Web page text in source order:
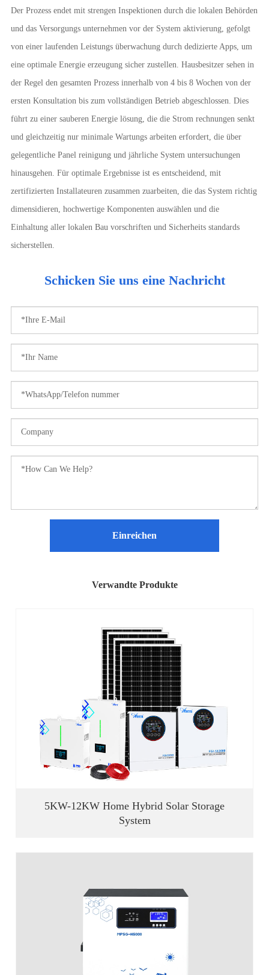
Der Prozess endet mit strengen Inspektionen durch die lokalen Behörden
und das Versorgungs unternehmen vor der System aktivierung, gefolgt
von einer laufenden Leistungs überwachung durch dedizierte Apps, um
eine optimale Energie erzeugung sicher zustellen. Hausbesitzer sehen in
der Regel den gesamten Prozess innerhalb von 4 bis 8 Wochen von der
ersten Konsultation bis zum vollständigen Betrieb abgeschlossen. Dies
führt zu einer sauberen Energie lösung, die die Strom rechnungen senkt
und gleichzeitig nur minimale Wartungs arbeiten erfordert, die über
gelegentliche Panel reinigung und jährliche System untersuchungen
hinausgehen. Für optimale Ergebnisse ist es entscheidend, mit
zertifizierten Installateuren zusammen zuarbeiten, die das System richtig
dimensidieren, hochwertige Komponenten auswählen und die
Einhaltung aller lokalen Bau vorschriften und Sicherheits standards
sicherstellen.
Schicken Sie uns eine Nachricht
Einreichen
Verwandte Produkte
5KW-12KW Home Hybrid Solar Storage
System